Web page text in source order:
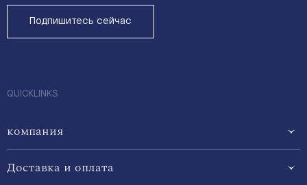
Подпишитесь сейчас
QUICKLINKS
компания
Доставка и оплата